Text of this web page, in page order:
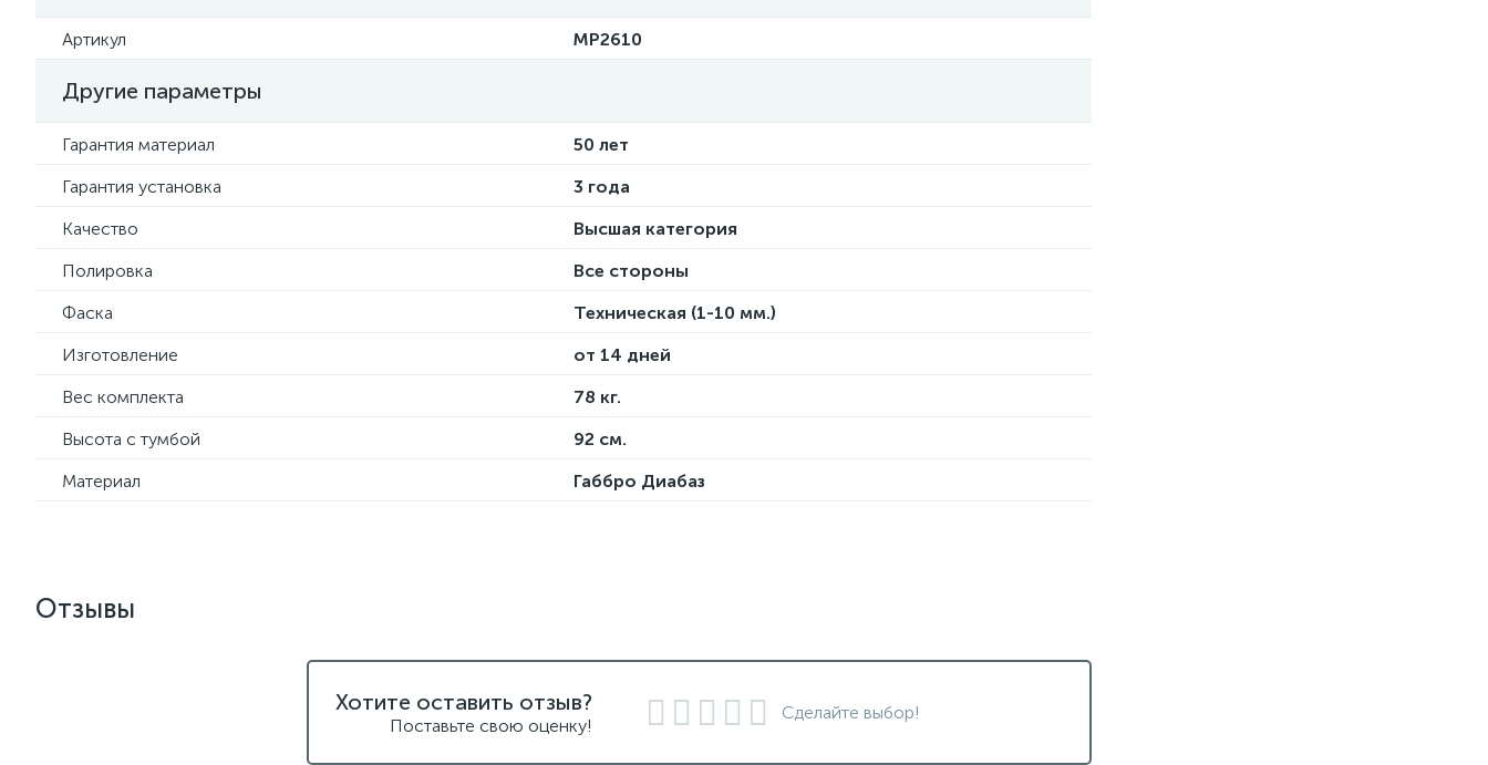
Артикул MP2610
Другие параметры
Гарантия материал
50 лет
Гарантия установка
3 года
Качество
Высшая категория
Полировка
Все стороны
Фаска
Техническая (1-10 мм.)
Изготовление
от 14 дней
Вес комплекта
78 кг.
Высота с тумбой
92 см.
Материал
Габбро Диабаз
Отзывы
Хотите оставить отзыв?
Поставьте свою оценку!
Сделайте выбор!